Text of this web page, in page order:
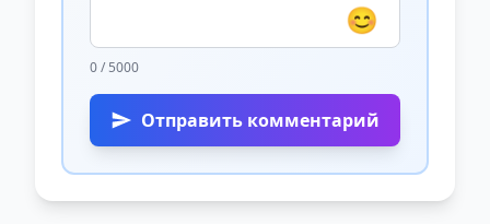
😊
0 / 5000
Отправить комментарий